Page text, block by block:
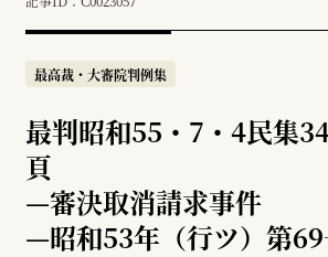
最高裁・大審院判例集
最判昭和55・7・4民集
頁
—審決取消請求事件
—昭和53年（行ツ）第